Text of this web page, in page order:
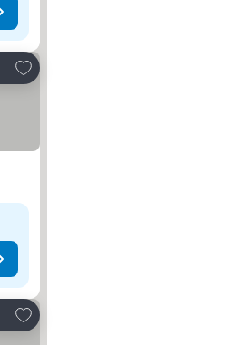
Dodati u favorite
Dodati u favorite